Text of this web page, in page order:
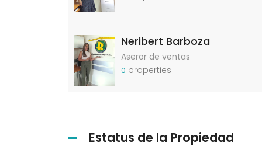
Neribert Barboza
Aseror de ventas
0 properties
Estatus de la Propiedad